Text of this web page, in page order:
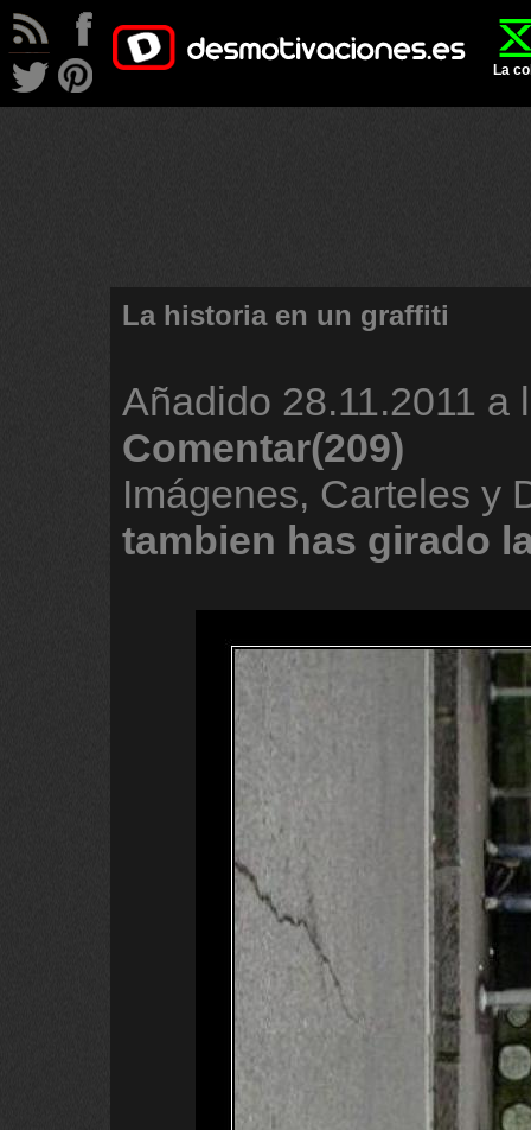
La
La historia en un graffiti
Añadido 28.11.2011 a
Comentar(209)
Imágenes, Carteles y
tambien has girado